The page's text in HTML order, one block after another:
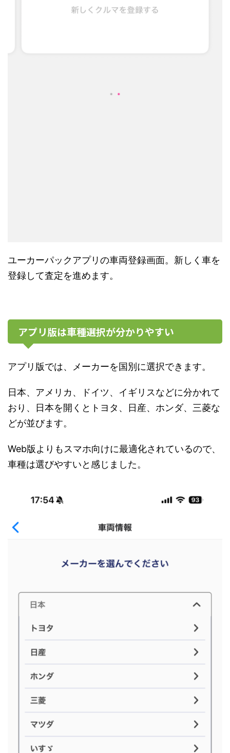
ユーカーパックアプリの車両登録画面。新しく車を
登録して査定を進めます。
アプリ版は車種選択が分かりやすい
アプリ版では、メーカーを国別に選択できます。
日本、アメリカ、ドイツ、イギリスなどに分かれて
おり、日本を開くとトヨタ、日産、ホンダ、三菱な
どが並びます。
Web版よりもスマホ向けに最適化されているので、
車種は選びやすいと感じました。